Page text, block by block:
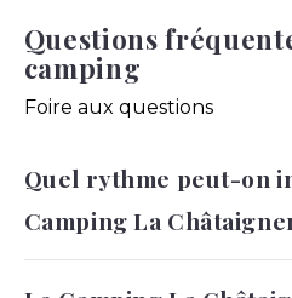
Questions
camping
Foire aux questions
Quel rythme peut-on
Camping La
Le rythme peut rester